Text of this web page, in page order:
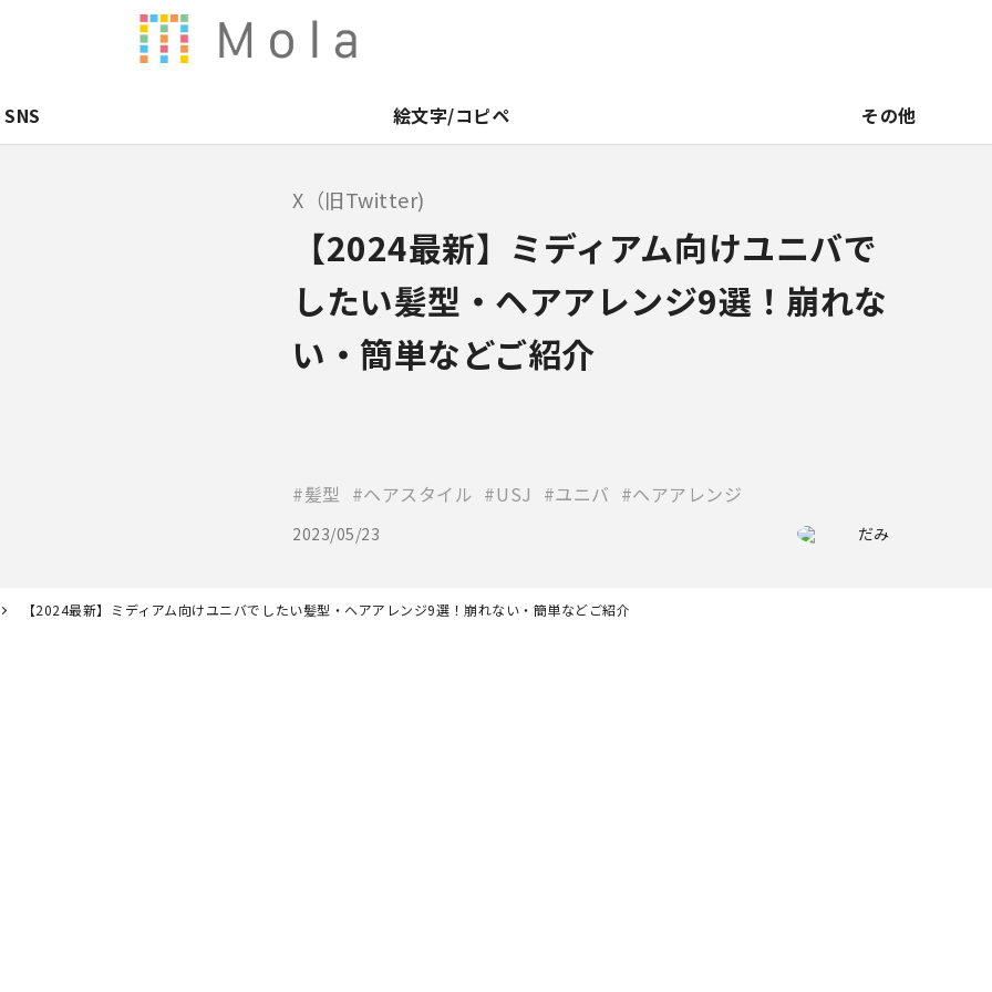
SNS 絵文字/コピペ その他
X（旧Twitter)
【2024最新】ミディアム向けユニバで
したい髪型・ヘアアレンジ9選！崩れな
い・簡単などご紹介
髪型 ヘアスタイル USJ ユニバ ヘアアレンジ
2023/05/23 だみ
【2024最新】ミディアム向けユニバでしたい髪型・ヘアアレンジ9選！崩れない・簡単などご紹介